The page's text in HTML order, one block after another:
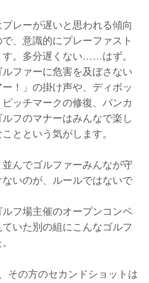
レーが遅いと思われる傾向
、意識的にプレーファスト
す。多分遅くない……はず。
ファーに危害を及ぼさない
！」の掛け声や、ディボッ
ピッチマークの修復、バンカ
フのマナーはみんなで楽し
とという気がします。
んでゴルファーみんなが守
ないのが、ルールではないで
フ場主催のオープンコンペ
いた別の組にこんなゴルフ
その方のセカンドショットは